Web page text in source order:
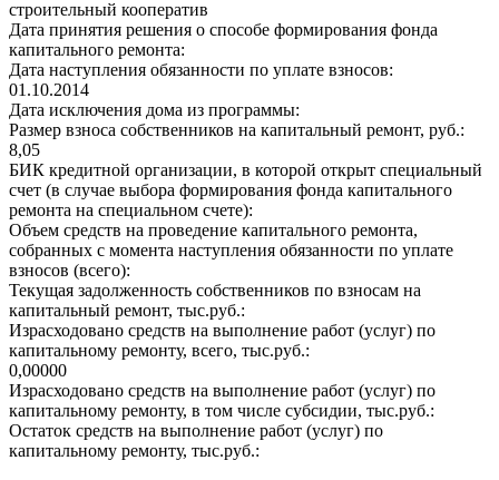
строительный кооператив
Дата принятия решения о способе формирования фонда
капитального ремонта:
Дата наступления обязанности по уплате взносов:
01.10.2014
Дата исключения дома из программы:
Размер взноса собственников на капитальный ремонт, руб.:
8,05
БИК кредитной организации, в которой открыт специальный
счет (в случае выбора формирования фонда капитального
ремонта на специальном счете):
Объем средств на проведение капитального ремонта,
собранных с момента наступления обязанности по уплате
взносов (всего):
Текущая задолженность собственников по взносам на
капитальный ремонт, тыс.руб.:
Израсходовано средств на выполнение работ (услуг) по
капитальному ремонту, всего, тыс.руб.:
0,00000
Израсходовано средств на выполнение работ (услуг) по
капитальному ремонту, в том числе субсидии, тыс.руб.:
Остаток средств на выполнение работ (услуг) по
капитальному ремонту, тыс.руб.: